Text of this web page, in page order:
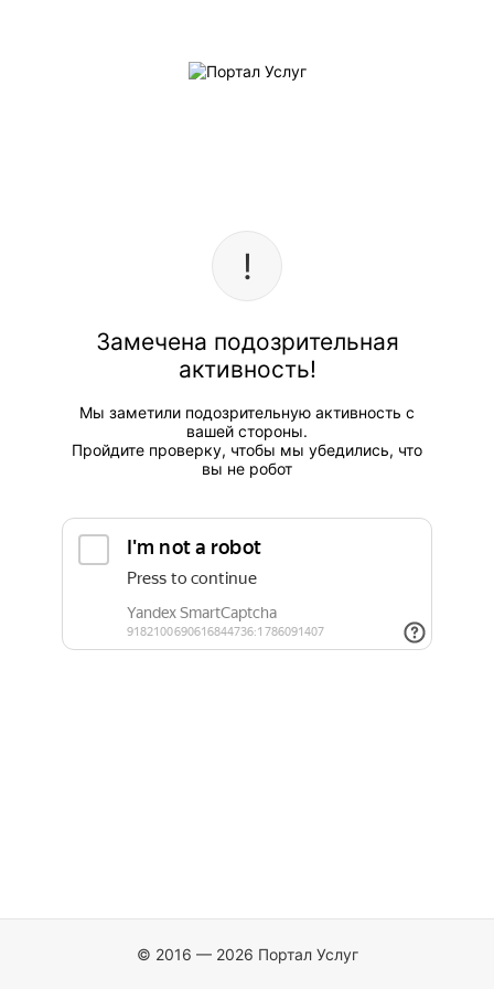
Замечена подозрительная
активность!
Мы заметили подозрительную активность с
вашей стороны.
Пройдите проверку, чтобы мы убедились, что
вы не робот
© 2016 — 2026 Портал Услуг